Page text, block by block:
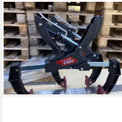
PIHER
Schraubzwinge Piher
Ausziehbare Spannzange 16
cm 52204, (1 Stück)
23,69 €
lieferbar - in 2-3 Werktagen bei dir